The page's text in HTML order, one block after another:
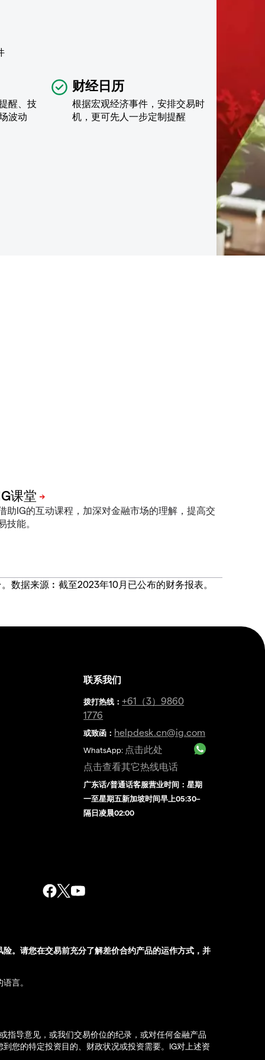
醒、技
波动
财经日历
根据宏观经济事件，安排交易时
机，更可先人一步定制提醒
助IG的互动课程，加深对金融市场的理解，提高交
技能。
数据来源︰截至2023年10月已公布的财务报表。
联系我们
拨打热线 ：+61（3）9860
1776
或致函： helpdesk.cn@ig.com
WhatsApp: 点击此处
点击查看其它热线电话
广东话/普通话客服营业时间：星期
一至星期五新加坡时间早上05:30–
隔日凌晨02:00
。请您在交易前充分了解差价合约产品的运作方式，并
言。
指导意见，或我们交易价位的纪录，或对任何金融产品
您的特定投资目的、财政状况或投资需要。IG对上述资